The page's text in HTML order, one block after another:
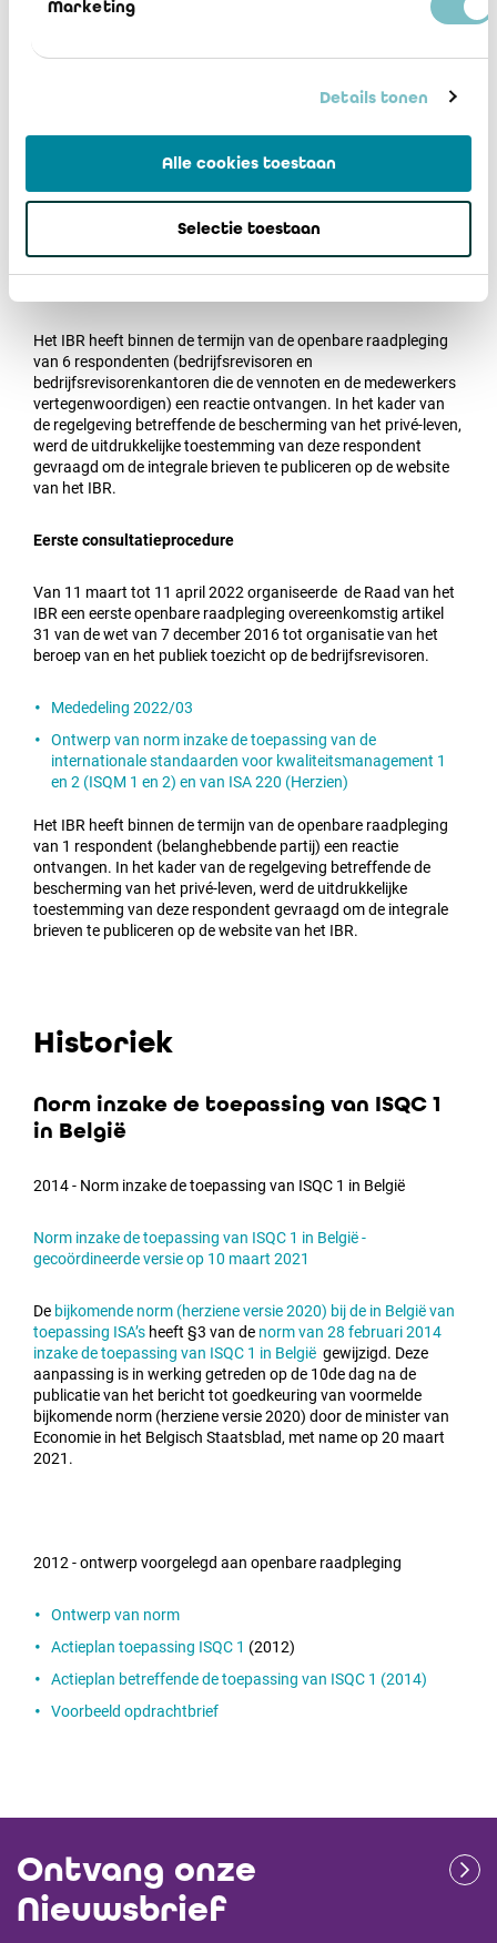
Marketing
Details tonen
Alle cookies toestaan
Selectie toestaan
revisorale opdrachten in de zin van de wet van 7 december
publiek toezicht op de bedrijfsrevisoren; en
de verduidelijking van de situaties waarin de
bedrijfsrevisoren de uitvoering van een opdrachtgerichte
Het IBR heeft binnen de termijn van de openbare raadpleging
van 6 respondenten (bedrijfsrevisoren en
bedrijfsrevisorenkantoren die de vennoten en de medewerkers
vertegenwoordigen) een reactie ontvangen. In het kader van
de regelgeving betreffende de bescherming van het privé-leven,
werd de uitdrukkelijke toestemming van deze respondent
gevraagd om de integrale brieven te publiceren op de website
van het IBR.
Eerste consultatieprocedure
Van 11 maart tot 11 april 2022 organiseerde de Raad van het
IBR een eerste openbare raadpleging overeenkomstig artikel
31 van de wet van 7 december 2016 tot organisatie van het
beroep van en het publiek toezicht op de bedrijfsrevisoren.
Mededeling 2022/03
Ontwerp van norm inzake de toepassing van de
internationale standaarden voor kwaliteitsmanagement 1
en 2 (ISQM 1 en 2) en van ISA 220 (Herzien)
Het IBR heeft binnen de termijn van de openbare raadpleging
van 1 respondent (belanghebbende partij) een reactie
ontvangen. In het kader van de regelgeving betreffende de
bescherming van het privé-leven, werd de uitdrukkelijke
toestemming van deze respondent gevraagd om de integrale
brieven te publiceren op de website van het IBR.
Historiek
Norm inzake de toepassing van ISQC 1
in België
2014 - Norm inzake de toepassing van ISQC 1 in België
Norm inzake de toepassing van ISQC 1 in België -
gecoördineerde versie op 10 maart 2021
De bijkomende norm (herziene versie 2020) bij de in België van
toepassing ISA’s heeft §3 van de norm van 28 februari 2014
inzake de toepassing van ISQC 1 in België gewijzigd. Deze
aanpassing is in werking getreden op de 10de dag na de
publicatie van het bericht tot goedkeuring van voormelde
bijkomende norm (herziene versie 2020) door de minister van
Economie in het Belgisch Staatsblad, met name op 20 maart
2021.
2012 - ontwerp voorgelegd aan openbare raadpleging
Ontwerp van norm
Actieplan toepassing ISQC 1 (2012)
Actieplan betreffende de toepassing van ISQC 1 (2014)
Voorbeeld opdrachtbrief
Ontvang onze
Nieuwsbrief